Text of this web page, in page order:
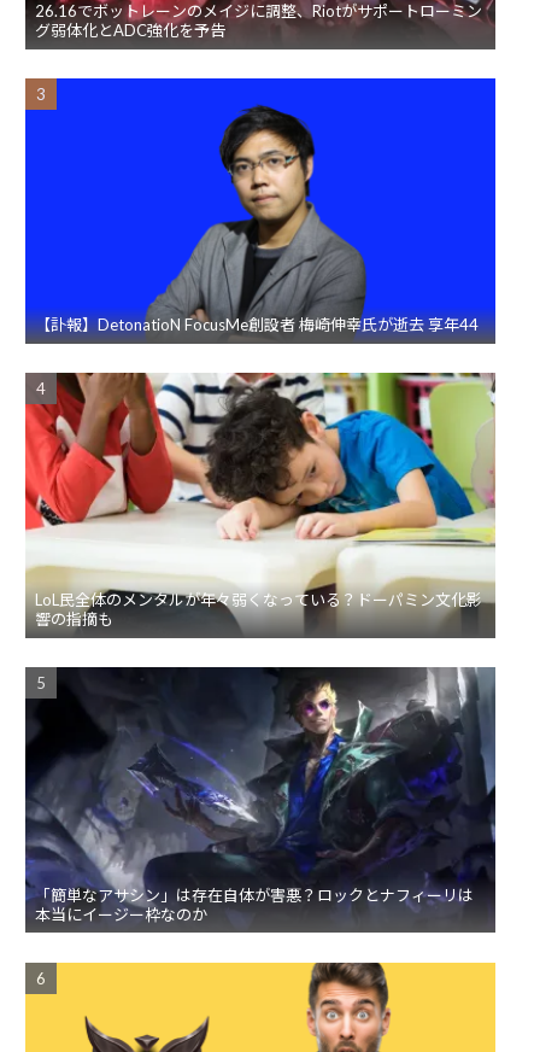
26.16でボットレーンのメイジに調整、Riotがサポートローミン
グ弱体化とADC強化を予告
【訃報】DetonatioN FocusMe創設者 梅崎伸幸氏が逝去 享年44
LoL民全体のメンタルが年々弱くなっている？ドーパミン文化影
響の指摘も
「簡単なアサシン」は存在自体が害悪？ロックとナフィーリは
本当にイージー枠なのか